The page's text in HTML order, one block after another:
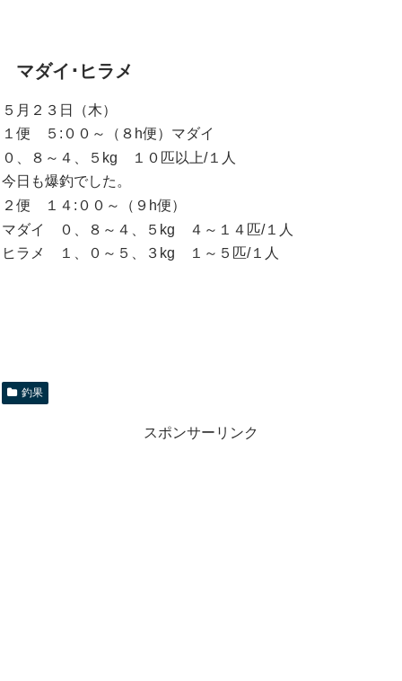
マダイ･ヒラメ
５月２３日（木）
１便 ５:００～（８h便）マダイ
０、８～４、５kg １０匹以上/１人
今日も爆釣でした。
２便 １４:００～（９h便）
マダイ ０、８～４、５kg ４～１４匹/１人
ヒラメ １、０～５、３kg １～５匹/１人
釣果
スポンサーリンク